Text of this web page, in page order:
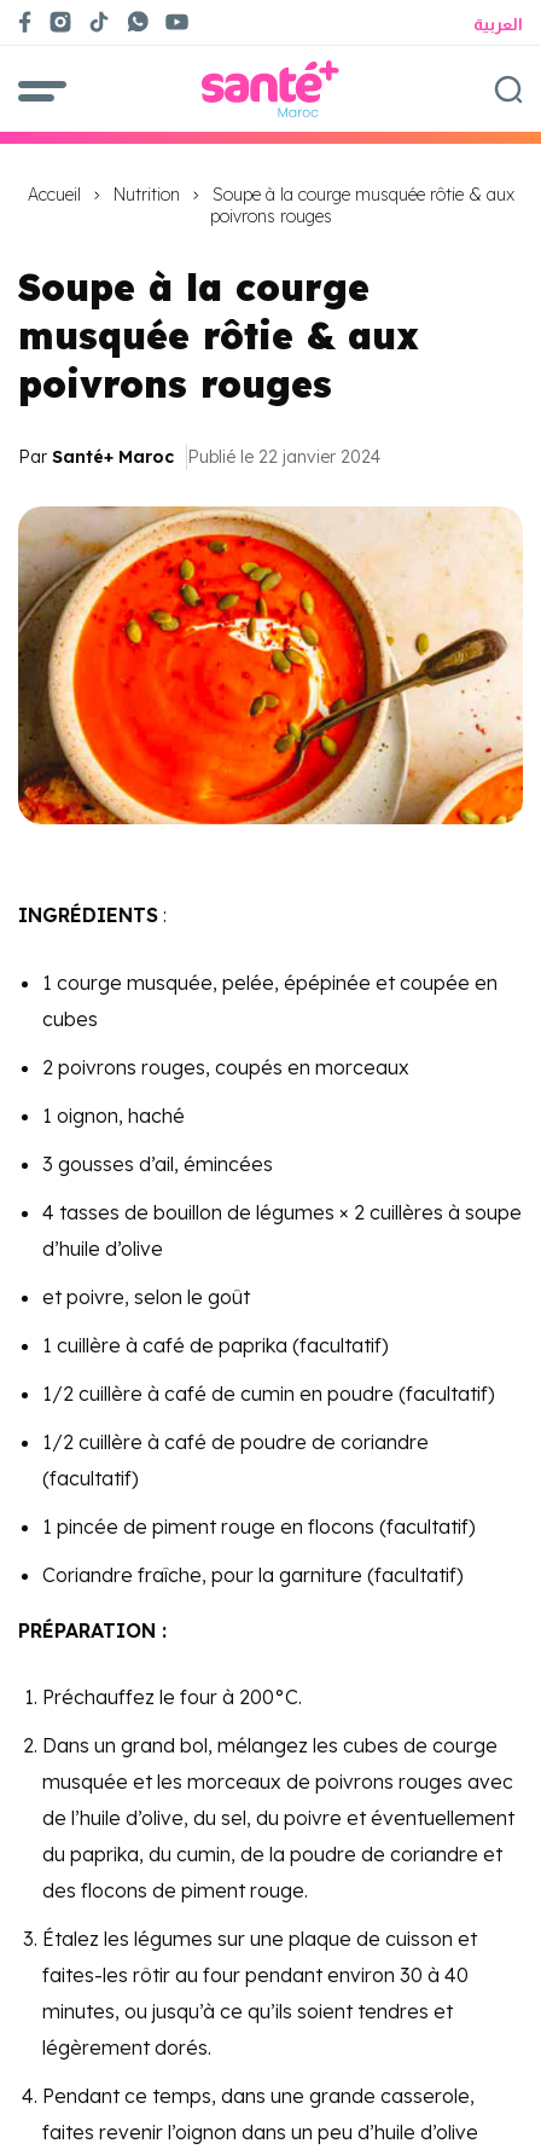
العربية
Accueil Nutrition
Soupe à la courge musquée rôtie & aux
poivrons rouges
Soupe à la courge
musquée rôtie & aux
poivrons rouges
Par Santé+ Maroc Publié le 22 janvier 2024
INGRÉDIENTS :
1 courge musquée, pelée, épépinée et coupée en
cubes
2 poivrons rouges, coupés en morceaux
1 oignon, haché
3 gousses d’ail, émincées
4 tasses de bouillon de légumes × 2 cuillères à soupe
d’huile d’olive
et poivre, selon le goût
1 cuillère à café de paprika (facultatif)
1/2 cuillère à café de cumin en poudre (facultatif)
1/2 cuillère à café de poudre de coriandre
(facultatif)
1 pincée de piment rouge en flocons (facultatif)
Coriandre fraîche, pour la garniture (facultatif)
PRÉPARATION :
Préchauffez le four à 200°C.
Dans un grand bol, mélangez les cubes de courge
musquée et les morceaux de poivrons rouges avec
de l’huile d’olive, du sel, du poivre et éventuellement
du paprika, du cumin, de la poudre de coriandre et
des flocons de piment rouge.
Étalez les légumes sur une plaque de cuisson et
faites-les rôtir au four pendant environ 30 à 40
minutes, ou jusqu’à ce qu’ils soient tendres et
légèrement dorés.
Pendant ce temps, dans une grande casserole,
faites revenir l’oignon dans un peu d’huile d’olive